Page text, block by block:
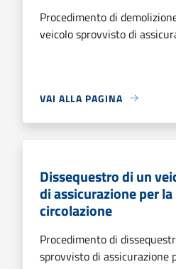
Procedimento di
veicolo sprovvisto di
VAI ALLA PAGINA
Dissequestro di un
di assicurazione per
circolazione
Procedimento di
sprovvisto di assicurazione